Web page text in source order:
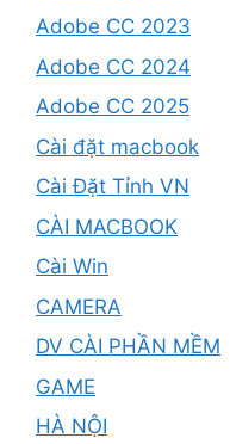
Adobe CC 2023
Adobe CC 2024
Adobe CC 2025
Cài đặt macbook
Cài Đặt Tỉnh VN
CÀI MACBOOK
Cài Win
CAMERA
DV CÀI PHẦN MỀM
GAME
HÀ NỘI